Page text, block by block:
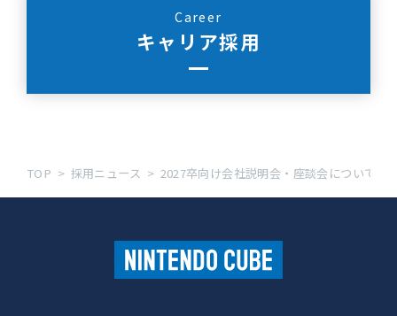
Career
キャリア採用
TOP 採用ニュース 2027卒向け会社説明会・座談会について